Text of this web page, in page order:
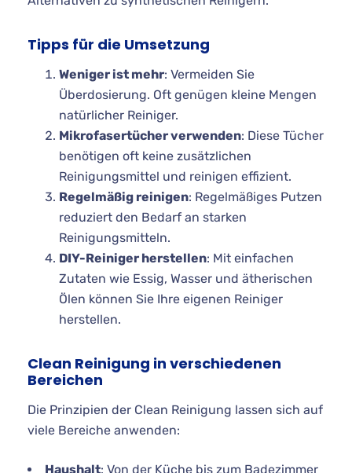
Tipps für die Umsetzung
Weniger ist mehr: Vermeiden Sie
Überdosierung. Oft genügen kleine Mengen
natürlicher Reiniger.
Mikrofasertücher verwenden: Diese Tücher
benötigen oft keine zusätzlichen
Reinigungsmittel und reinigen effizient.
Regelmäßig reinigen: Regelmäßiges Putzen
reduziert den Bedarf an starken
Reinigungsmitteln.
DIY-Reiniger herstellen: Mit einfachen
Zutaten wie Essig, Wasser und ätherischen
Ölen können Sie Ihre eigenen Reiniger
herstellen.
Clean Reinigung in verschiedenen
Bereichen
Die Prinzipien der Clean Reinigung lassen sich auf
viele Bereiche anwenden:
Haushalt: Von der Küche bis zum Badezimmer